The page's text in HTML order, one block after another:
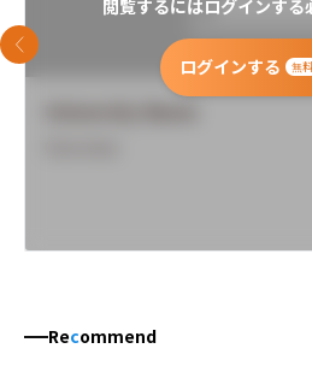
閲覧するにはログインする
ログインする 無料
前のスライド
Recommend